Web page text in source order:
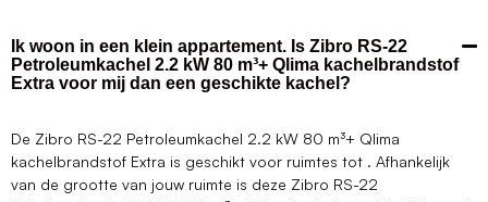
Ik woon in een klein appartement. Is Zibro RS-22
Petroleumkachel 2.2 kW 80 m³+ Qlima kachelbrandstof
Extra voor mij dan een geschikte kachel?
De Zibro RS-22 Petroleumkachel 2.2 kW 80 m³+ Qlima
kachelbrandstof Extra is geschikt voor ruimtes tot . Afhankelijk
van de grootte van jouw ruimte is deze Zibro RS-22